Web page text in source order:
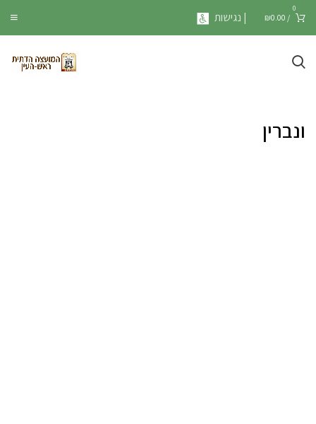
0
/
₪0.00 | נגישות
ונברין